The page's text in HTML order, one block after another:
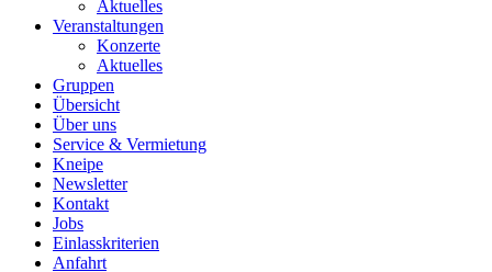
Aktuelles
Veranstaltungen
Konzerte
Aktuelles
Gruppen
Übersicht
Über uns
Service & Vermietung
Kneipe
Newsletter
Kontakt
Jobs
Einlasskriterien
Anfahrt